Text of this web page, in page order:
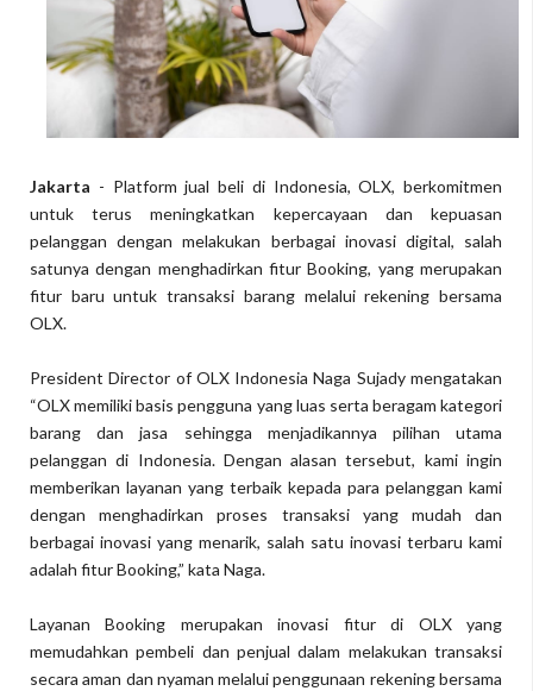
Jakarta - Platform jual beli di Indonesia, OLX, berkomitmen
untuk terus meningkatkan kepercayaan dan kepuasan
pelanggan dengan melakukan berbagai inovasi digital, salah
satunya dengan menghadirkan fitur Booking, yang merupakan
fitur baru untuk transaksi barang melalui rekening bersama
OLX.
President Director of OLX Indonesia Naga Sujady mengatakan
“OLX memiliki basis pengguna yang luas serta beragam kategori
barang dan jasa sehingga menjadikannya pilihan utama
pelanggan di Indonesia. Dengan alasan tersebut, kami ingin
memberikan layanan yang terbaik kepada para pelanggan kami
dengan menghadirkan proses transaksi yang mudah dan
berbagai inovasi yang menarik, salah satu inovasi terbaru kami
adalah fitur Booking,” kata Naga.
Layanan Booking merupakan inovasi fitur di OLX yang
memudahkan pembeli dan penjual dalam melakukan transaksi
secara aman dan nyaman melalui penggunaan rekening bersama